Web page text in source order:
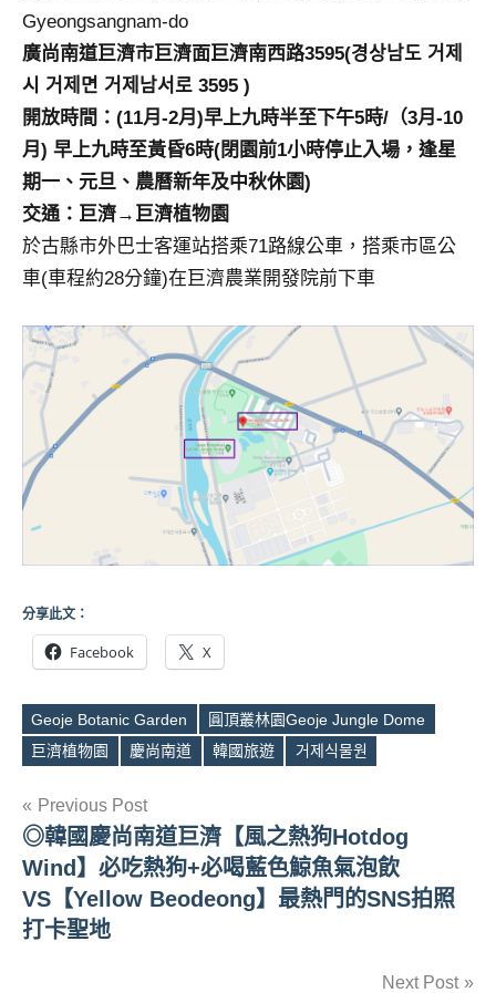
Gyeongsangnam-do
廣尚南道巨濟市巨濟面巨濟南西路3595(경상남도 거제
시 거제면 거제남서로 3595 )
開放時間：(11月-2月)早上九時半至下午5時/（3月-10
月) 早上九時至黃昏6時(閉園前1小時停止入場，逢星
期一、元旦、農曆新年及中秋休園)
交通：巨濟→巨濟植物園
於古縣市外巴士客運站搭乘71路線公車，搭乘市區公
車(車程約28分鐘)在巨濟農業開發院前下車
分享此文：
Facebook X
Tags
Geoje Botanic Garden
圓頂叢林園Geoje Jungle Dome
巨濟植物園
慶尚南道 韓國旅遊 거제식물원
文
章
導
覽
Previous Post
◎韓國慶尚南道巨濟【風之熱狗Hotdog
Wind】必吃熱狗+必喝藍色鯨魚氣泡飲
VS【Yellow Beodeong】最熱門的SNS拍照
打卡聖地
Next Post